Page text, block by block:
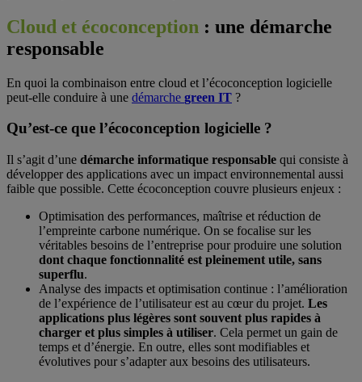
Cloud et écoconception : une démarche
responsable
En quoi la combinaison entre cloud et l’écoconception logicielle
peut-elle conduire à une démarche green IT ?
Qu’est-ce que l’écoconception logicielle ?
Il s’agit d’une démarche informatique responsable qui consiste à
développer des applications avec un impact environnemental aussi
faible que possible. Cette écoconception couvre plusieurs enjeux :
Optimisation des performances, maîtrise et réduction de
l’empreinte carbone numérique. On se focalise sur les
véritables besoins de l’entreprise pour produire une solution
dont chaque fonctionnalité est pleinement utile, sans
superflu.
Analyse des impacts et optimisation continue : l’amélioration
de l’expérience de l’utilisateur est au cœur du projet. Les
applications plus légères sont souvent plus rapides à
charger et plus simples à utiliser. Cela permet un gain de
temps et d’énergie. En outre, elles sont modifiables et
évolutives pour s’adapter aux besoins des utilisateurs.